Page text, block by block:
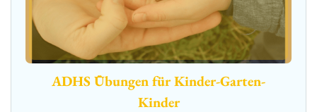
ADHS Übungen für Kinder-Garten-
Kinder